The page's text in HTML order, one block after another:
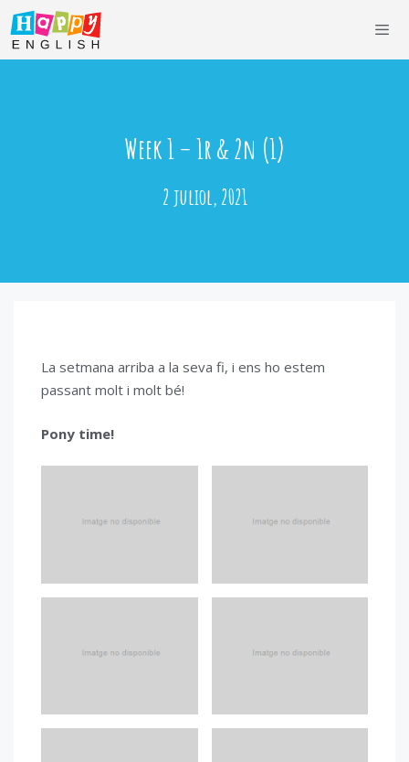
Vés
contingut
Week 1 – 1r & 2n (1)
2 juliol, 2021
La setmana arriba a la seva fi, i ens ho estem
passant molt i molt bé!
Pony time!